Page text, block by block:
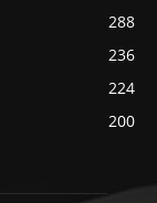
288
236
224
200